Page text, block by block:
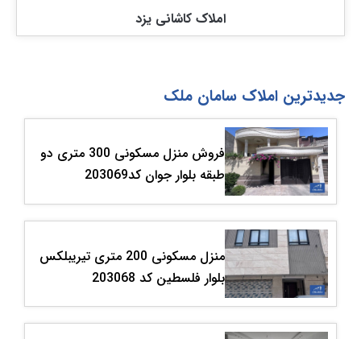
املاک کاشانی یزد
جدیدترین املاک سامان ملک
فروش منزل مسکونی 300 متری دو
طبقه بلوار جوان کد203069
منزل مسکونی 200 متری تیریبلکس
بلوار فلسطین کد 203068